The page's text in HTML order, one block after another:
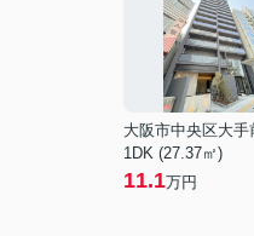
1DK (27.37㎡)
11.1万円